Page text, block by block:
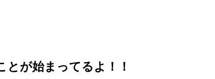
とが始まってるよ！！